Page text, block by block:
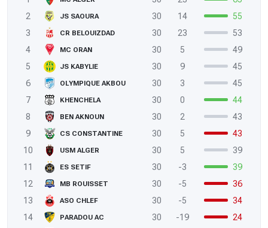
2
JS SAOURA 30 14
55
3
CR BELOUIZDAD 30 23
53
4
MC ORAN 30 5
49
5
JS KABYLIE 30 9
45
6
OLYMPIQUE AKBOU 30 3
45
7
KHENCHELA 30 0
44
8
BEN AKNOUN 30 2
43
9
CS CONSTANTINE 30 5
43
10
USM ALGER 30 5
39
11
ES SETIF 30 -3
39
12
MB ROUISSET 30 -5
36
13
ASO CHLEF 30 -5
34
14
PARADOU AC 30 -19
24